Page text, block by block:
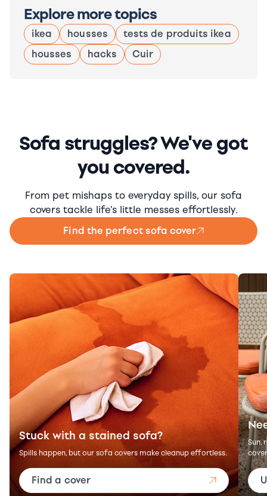
Explore more topics
ikea housses
tests de produits ikea
housses
hacks Cuir
Sofa struggles? We've got
you covered.
From pet mishaps to everyday spills, our sofa
covers tackle life's little messes effortlessly.
Find the perfect sofa cover
Stuck with a stained sofa?
Spills happen, but our sofa covers make cleanup effortless.
Find a cover
Sun,